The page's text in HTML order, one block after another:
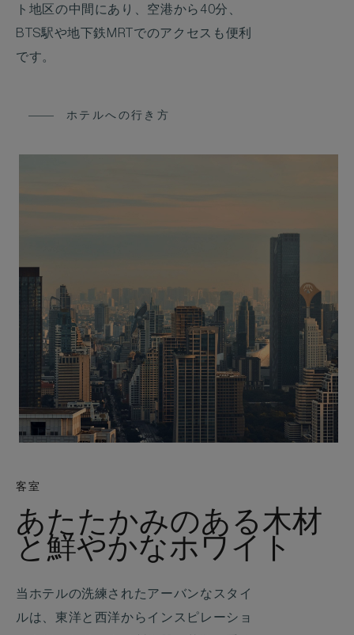
ト地区の中間にあり、空港から40分、
BTS駅や地下鉄MRTでのアクセスも便利
です。
ホテルへの行き方
客室
あたたかみのある木材
と鮮やかなホワイト
当ホテルの洗練されたアーバンなスタイ
ルは、東洋と西洋からインスピレーショ